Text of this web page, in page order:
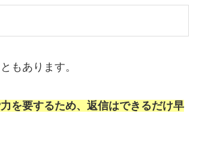
もあります。
を要するため、返信はできるだけ早